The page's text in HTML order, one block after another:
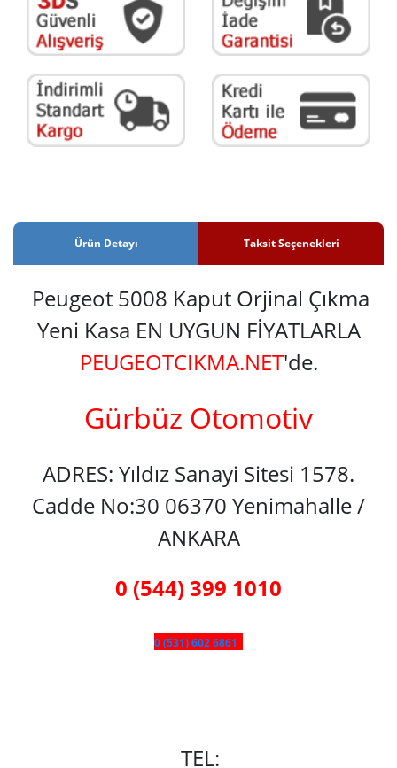
Ürün Detayı Taksit Seçenekleri
Peugeot 5008 Kaput Orjinal Çıkma
Yeni Kasa EN UYGUN FİYATLARLA
PEUGEOTCIKMA.NET'de.
Gürbüz Otomotiv
ADRES: Yıldız Sanayi Sitesi 1578.
Cadde No:30 06370 Yenimahalle /
ANKARA
0 (544) 399 1010
0 (531) 602 6861
TEL: